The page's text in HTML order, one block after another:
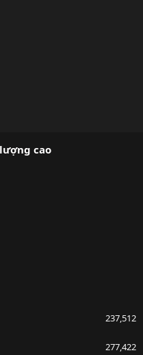
cao
237,512
277,422